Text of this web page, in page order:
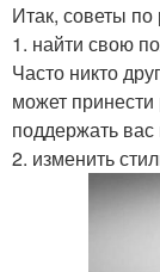
Итак, советы
1. найти свою
Часто никто
может
поддержать
2. изменить